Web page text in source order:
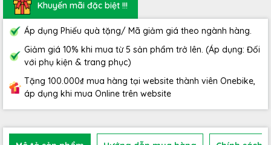
Khuyến mãi đặc biệt !!!
Áp dụng Phiếu quà tặng/ Mã giảm giá theo ngành hàng.
Giảm giá 10% khi mua từ 5 sản phẩm trở lên. (Áp dụng: Đối
với phụ kiện & trang phục)
Tặng 100.000₫ mua hàng tại website thành viên Onebike,
áp dụng khi mua Online trên website